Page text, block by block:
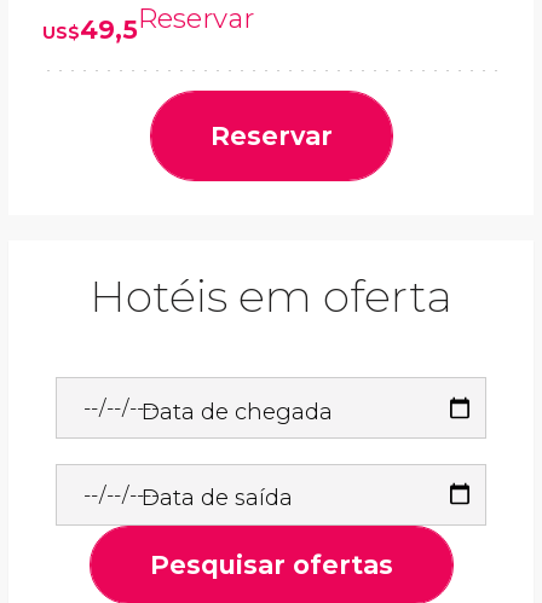
US$49,5Reservar
Reservar
Hotéis em oferta
Data de chegada
Data de saída
Pesquisar ofertas